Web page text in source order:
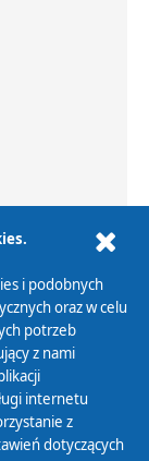
i podobnych
oraz w celu
potrzeb
z nami
internetu
z
dotyczących